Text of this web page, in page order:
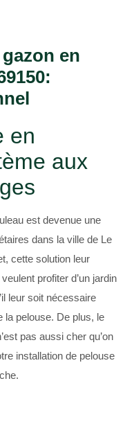
en
en
aux
est devenue une
dans la ville de Le
cette solution leur
profiter d’un jardin
leur soit nécessaire
la pelouse. De plus, le
pas aussi cher qu’on
installation de pelouse